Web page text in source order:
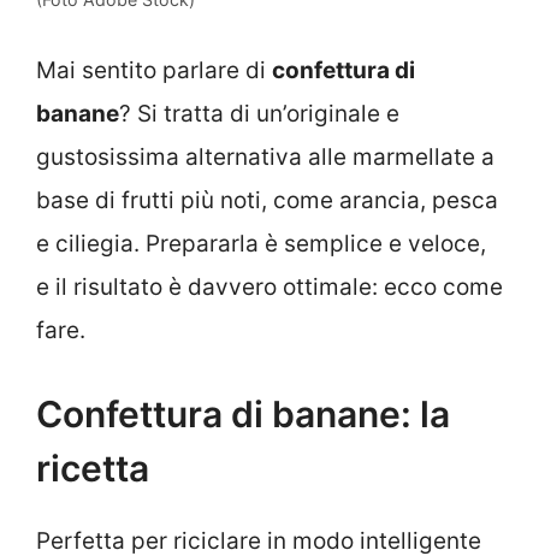
Mai sentito parlare di confettura di
banane? Si tratta di un’originale e
gustosissima alternativa alle marmellate a
base di frutti più noti, come arancia, pesca
e ciliegia. Prepararla è semplice e veloce,
e il risultato è davvero ottimale: ecco come
fare.
Confettura di banane: la
ricetta
Perfetta per riciclare in modo intelligente